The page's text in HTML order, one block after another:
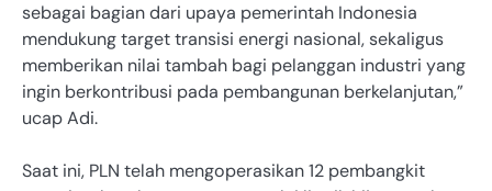
sebagai bagian dari upaya pemerintah Indonesia
mendukung target transisi energi nasional, sekaligus
memberikan nilai tambah bagi pelanggan industri yang
ingin berkontribusi pada pembangunan berkelanjutan,”
ucap Adi.
Saat ini, PLN telah mengoperasikan 12 pembangkit